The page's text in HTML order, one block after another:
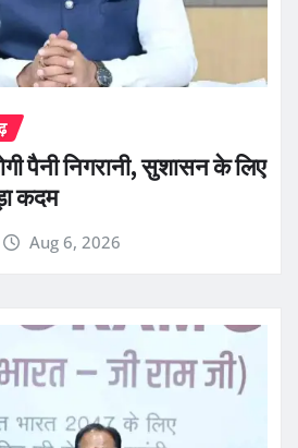
पैनी निगरानी, सुशासन के लिए
कदम
Aug 6, 2026